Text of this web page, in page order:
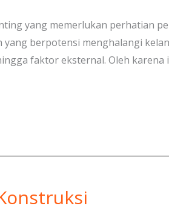
yang memerlukan perhatian
berpotensi menghalangi
faktor eksternal. Oleh karena